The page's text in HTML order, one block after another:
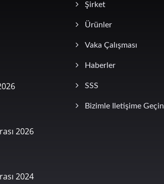
2026
2024
Şirket
Ürünler
Vaka Çalışması
Haberler
SSS
Bizimle Iletişime Geçin